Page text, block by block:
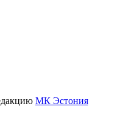
МК Эстония